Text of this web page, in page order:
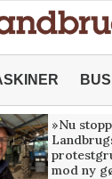
»Nu
mod ny